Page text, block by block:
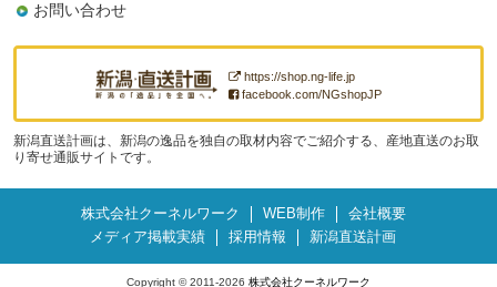
お問い合わせ
https://shop.ng-life.jp
facebook.com/NGshopJP
新潟直送計画は、新潟の逸品を独自の取材内容でご紹介する、産地直送のお取
り寄せ通販サイトです。
株式会社クーネルワーク WEB制作
会社概要
メディア掲載実績
採用情報 新潟直送計画
Copyright © 2011-2026 株式会社クーネルワーク